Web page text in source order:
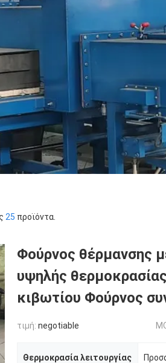
25 προϊόντα.
Φούρνος θέρμανσης
υψηλής
κιβωτίου Φούρνος
τιμή: negotiable
Θερμοκρασία λειτουργίας